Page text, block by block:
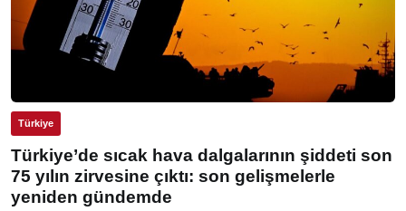
Türkiye
Türkiye’de sıcak hava dalgalarının şiddeti son
75 yılın zirvesine çıktı: son gelişmelerle
yeniden gündemde